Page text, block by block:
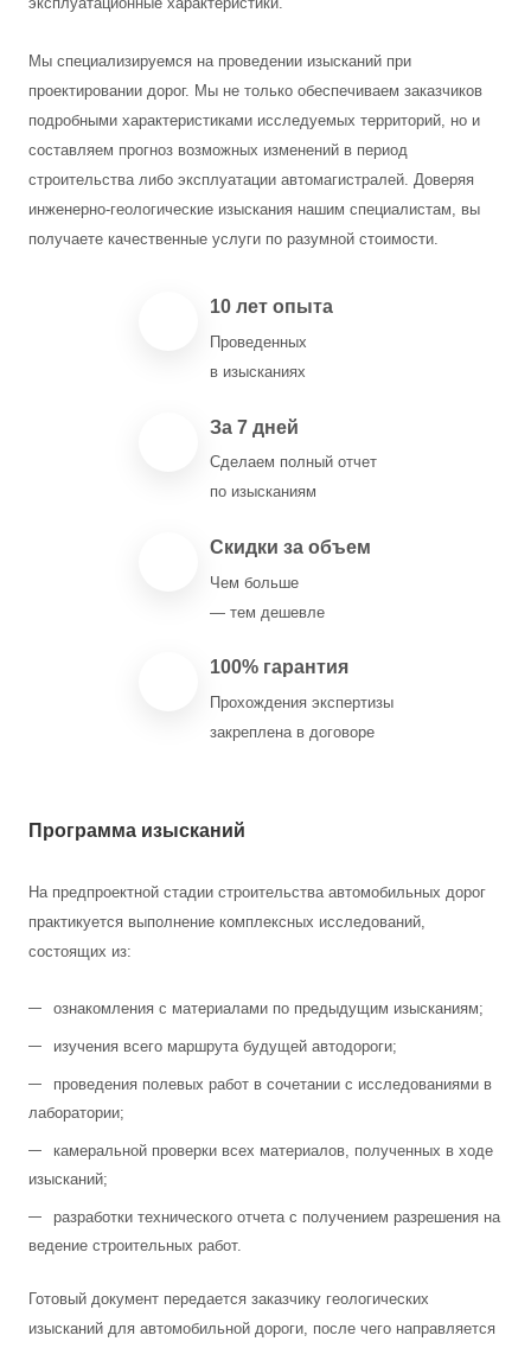
Мы специализируемся на проведении изысканий при
проектировании дорог. Мы не только обеспечиваем заказчиков
подробными характеристиками исследуемых территорий, но и
составляем прогноз возможных изменений в период
строительства либо эксплуатации автомагистралей. Доверяя
инженерно-геологические изыскания нашим специалистам, вы
получаете качественные услуги по разумной стоимости.
10 лет опыта
Проведенных
в изысканиях
За 7 дней
Сделаем полный отчет
по изысканиям
Скидки за объем
Чем больше
— тем дешевле
100% гарантия
Прохождения экспертизы
закреплена в договоре
Программа изысканий
На предпроектной стадии строительства автомобильных дорог
практикуется выполнение комплексных исследований,
состоящих из:
ознакомления с материалами по предыдущим изысканиям;
изучения всего маршрута будущей автодороги;
проведения полевых работ в сочетании с исследованиями в
лаборатории;
камеральной проверки всех материалов, полученных в ходе
изысканий;
разработки технического отчета с получением разрешения на
ведение строительных работ.
Готовый документ передается заказчику геологических
изысканий для автомобильной дороги, после чего направляется